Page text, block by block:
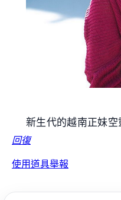
新生代的越南正妹空
回復
使用道具舉報